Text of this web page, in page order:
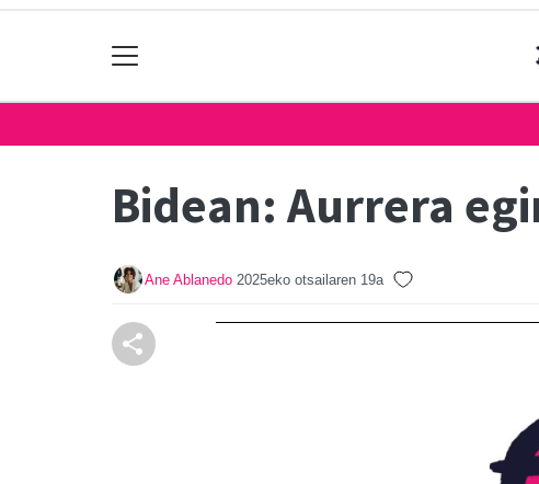
Bidean: Aurrera
Ane Ablanedo 2025eko otsailaren 19a